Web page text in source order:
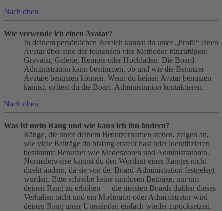
Nach oben
Wie verwende ich einen Avatar?
In deinem persönlichen Bereich kannst du unter „Profil“ einen
Avatar über eine der folgenden vier Methoden hinzufügen:
Gravatar, Galerie, Remote oder Hochladen. Die Board-
Administration kann bestimmen, ob und wie die Benutzer
Avatare benutzen können. Wenn du keinen Avatar benutzen
kannst, solltest du die Board-Administration kontaktieren.
Nach oben
Was ist mein Rang und wie kann ich ihn ändern?
Ränge, die unter deinem Benutzernamen stehen, zeigen an,
wie viele Beiträge du bislang erstellt hast oder identifizieren
bestimmte Benutzer wie Moderatoren und Administratoren.
Normalerweise kannst du den Wortlaut eines Ranges nicht
direkt ändern, da sie von der Board-Administration festgelegt
wurden. Bitte schreibe keine sinnlosen Beiträge, nur um
deinen Rang zu erhöhen — die meisten Boards dulden dieses
Verhalten nicht und ein Moderator oder Administrator wird
deinen Rang unter Umständen einfach wieder zurücksetzen.